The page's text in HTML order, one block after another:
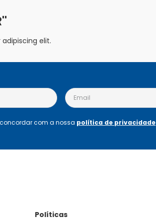
elit.
com a nossa política de privacidade
Políticas